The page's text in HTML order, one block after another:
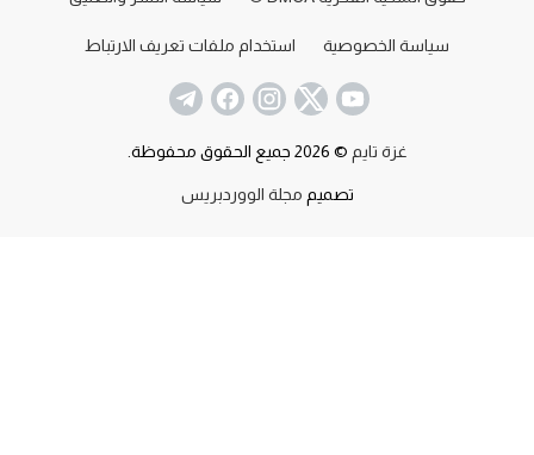
سياسة الخصوصية استخدام ملفات تعريف الارتباط
غزة تايم © 2026 جميع الحقوق محفوظة.
تصميم مجلة الووردبريس